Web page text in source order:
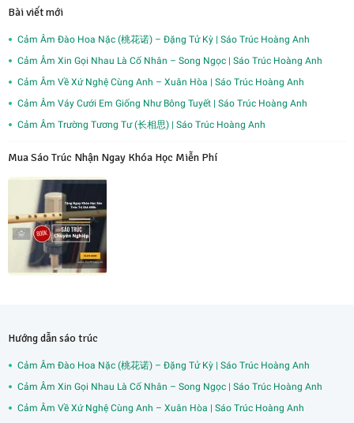
Bài viết mới
Cảm Âm Đào Hoa Nặc (桃花诺) – Đặng Tử Kỳ | Sáo Trúc Hoàng Anh
Cảm Âm Xin Gọi Nhau Là Cố Nhân – Song Ngọc | Sáo Trúc Hoàng Anh
Cảm Âm Về Xứ Nghệ Cùng Anh – Xuân Hòa | Sáo Trúc Hoàng Anh
Cảm Âm Váy Cưới Em Giống Như Bông Tuyết | Sáo Trúc Hoàng Anh
Cảm Âm Trường Tương Tư (长相思) | Sáo Trúc Hoàng Anh
Mua Sáo Trúc Nhận Ngay Khóa Học Miễn Phí
Hướng dẫn sáo trúc
Cảm Âm Đào Hoa Nặc (桃花诺) – Đặng Tử Kỳ | Sáo Trúc Hoàng Anh
Cảm Âm Xin Gọi Nhau Là Cố Nhân – Song Ngọc | Sáo Trúc Hoàng Anh
Cảm Âm Về Xứ Nghệ Cùng Anh – Xuân Hòa | Sáo Trúc Hoàng Anh